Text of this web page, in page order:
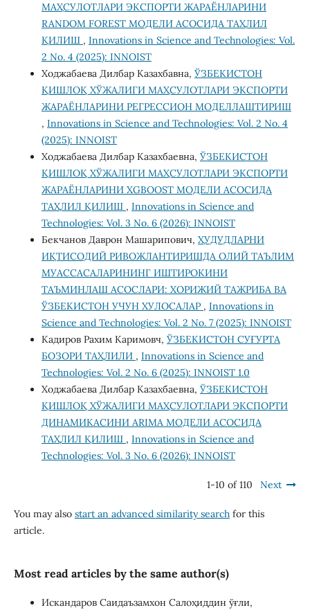
МАҲСУЛОТЛАРИ ЭКСПОРТИ ЖАРАЁНЛАРИНИ
RANDOM FOREST МОДЕЛИ АСОСИДА ТАҲЛИЛ
ҚИЛИШ , Innovations in Science and Technologies: Vol.
2 No. 4 (2025): INNOIST
Ходжабаева Дилбар Казахбавна, ЎЗБЕКИСТОН
ҚИШЛОҚ ХЎЖАЛИГИ МАҲСУЛОТЛАРИ ЭКСПОРТИ
ЖАРАЁНЛАРИНИ РЕГРЕССИОН МОДЕЛЛАШТИРИШ
, Innovations in Science and Technologies: Vol. 2 No. 4
(2025): INNOIST
Ходжабаева Дилбар Казахбаевна, ЎЗБЕКИСТОН
ҚИШЛОҚ ХЎЖАЛИГИ МАҲСУЛОТЛАРИ ЭКСПОРТИ
ЖАРАЁНЛАРИНИ XGBOOST МОДЕЛИ АСОСИДА
ТАҲЛИЛ ҚИЛИШ , Innovations in Science and
Technologies: Vol. 3 No. 6 (2026): INNOIST
Бекчанов Даврон Машарипович, ҲУДУДЛАРНИ
ИҚТИСОДИЙ РИВОЖЛАНТИРИШДА ОЛИЙ ТАЪЛИМ
МУАССАСАЛАРИНИНГ ИШТИРОКИНИ
ТАЪМИНЛАШ АСОСЛАРИ: ХОРИЖИЙ ТАЖРИБА ВА
ЎЗБЕКИСТОН УЧУН ХУЛОСАЛАР , Innovations in
Science and Technologies: Vol. 2 No. 7 (2025): INNOIST
Кадиров Рахим Каримовч, ЎЗБЕКИСТОН СУҒУРТА
БОЗОРИ ТАҲЛИЛИ , Innovations in Science and
Technologies: Vol. 2 No. 6 (2025): INNOIST 1.0
Ходжабаева Дилбар Казахбаевна, ЎЗБЕКИСТОН
ҚИШЛОҚ ХЎЖАЛИГИ МАҲСУЛОТЛАРИ ЭКСПОРТИ
ДИНАМИКАСИНИ ARIMA МОДЕЛИ АСОСИДА
ТАҲЛИЛ ҚИЛИШ , Innovations in Science and
Technologies: Vol. 3 No. 6 (2026): INNOIST
1-10 of 110 Next
You may also start an advanced similarity searchfor this
article.
Most read articles by the same author(s)
Искандаров Саидаъзамхон Салоҳиддин ўғли,